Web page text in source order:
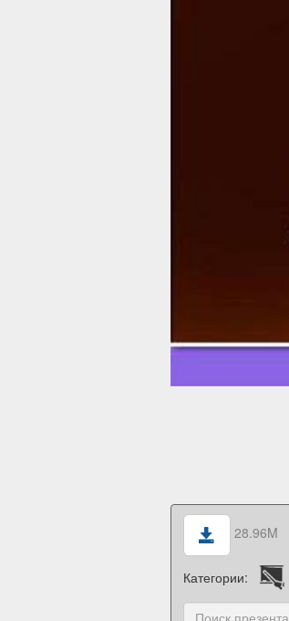
28.96M
Категории: